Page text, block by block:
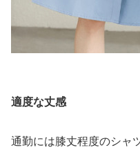
適度な丈感
通勤には膝丈程度のシャ